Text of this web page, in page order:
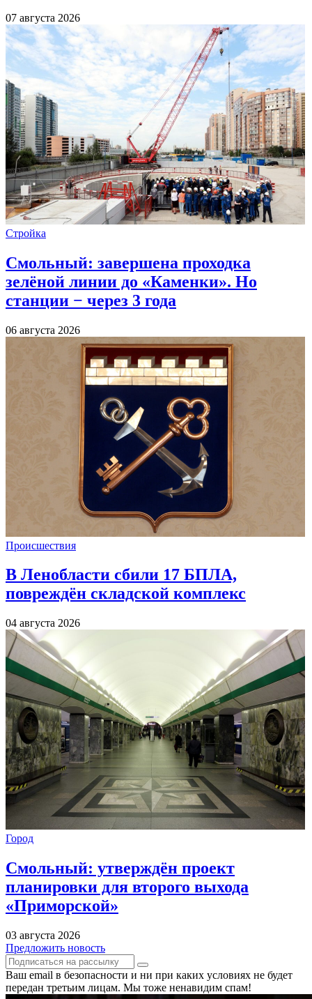
07 августа 2026
Стройка
Смольный: завершена проходка
зелёной линии до «Каменки». Но
станции − через 3 года
06 августа 2026
Происшествия
В Ленобласти сбили 17 БПЛА,
повреждён складской комплекс
04 августа 2026
Город
Смольный: утверждён проект
планировки для второго выхода
«Приморской»
03 августа 2026
Предложить новость
Ваш email в безопасности и ни при каких условиях не будет
передан третьим лицам. Мы тоже ненавидим спам!